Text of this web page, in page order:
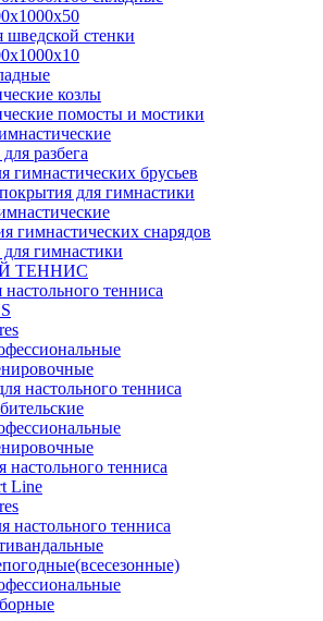
шведской стенки
козлы
помосты и мостики
разбега
гимнастических брусьев
для гимнастики
гимнастических снарядов
гимнастики
ТЕННИС
тенниса
настольного тенниса
настольного тенниса
Line
настольного тенниса